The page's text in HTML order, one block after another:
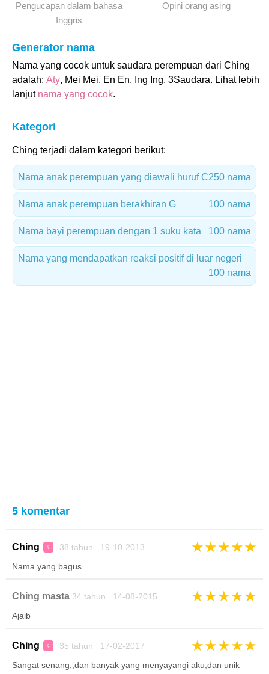
Pengucapan dalam bahasa
Inggris
Opini orang asing
Generator nama
Nama yang cocok untuk saudara perempuan dari Ching
adalah: Aty, Mei Mei, En En, Ing Ing, 3Saudara. Lihat lebih
lanjut nama yang cocok.
Kategori
Ching terjadi dalam kategori berikut:
Nama anak perempuan yang diawali huruf C250 nama
Nama anak perempuan berakhiran G 100 nama
Nama bayi perempuan dengan 1 suku kata 100 nama
Nama yang mendapatkan reaksi positif di luar negeri
100 nama
5 komentar
Ching ♀ 38 tahun 19-10-2013 ★★★★★
Nama yang bagus
Ching masta 34 tahun 14-08-2015 ★★★★★
Ajaib
Ching ♀ 35 tahun 17-02-2017 ★★★★★
Sangat senang,,dan banyak yang menyayangi aku,dan unik